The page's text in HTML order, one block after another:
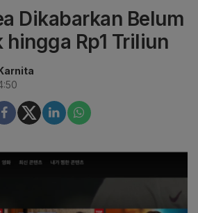
Dikabarkan Belum
hingga Rp1 Triliun